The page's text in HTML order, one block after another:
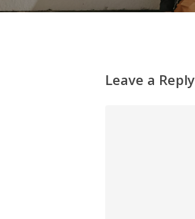
Leave a Reply